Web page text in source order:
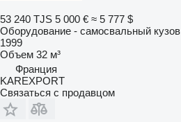
53 240 TJS 5 000 € ≈ 5 777 $
Оборудование - самосвальный кузов
1999
Объем 32 м³
Франция
KAREXPORT
Связаться с продавцом